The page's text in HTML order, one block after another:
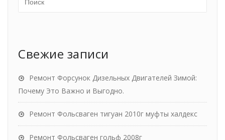
Свежие записи
Ремонт Форсунок Дизельных Двигателей Зимой:
Почему Это Важно и Выгодно.
Ремонт Фольсваген тигуан 2010г муфты халдекс
Ремонт Фольсваген гольф 2008г